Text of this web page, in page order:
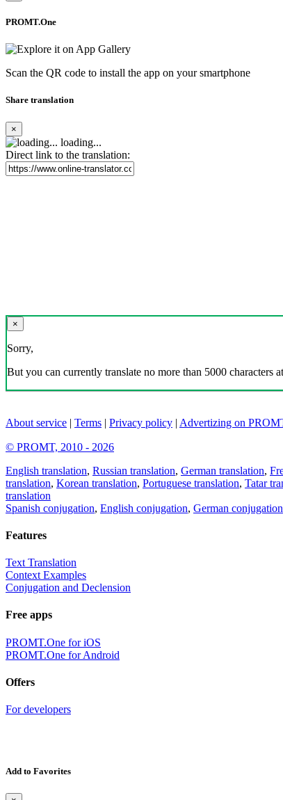
PROMT.One
Scan the QR code to install the app on your smartphone
Share translation
×
loading...
Direct link to the translation:
×
Sorry,
But you can currently translate no more than 5000 characters
About service | Terms | Privacy policy | Advertizing on
© PROMT, 2010 - 2026
English translation, Russian translation, German translation,
translation, Korean translation, Portuguese translation, Tatar
translation
Spanish conjugation, English conjugation, German conjugation
Features
Text Translation
Context Examples
Conjugation and Declension
Free apps
PROMT.One for iOS
PROMT.One for Android
Offers
For developers
Add to Favorites